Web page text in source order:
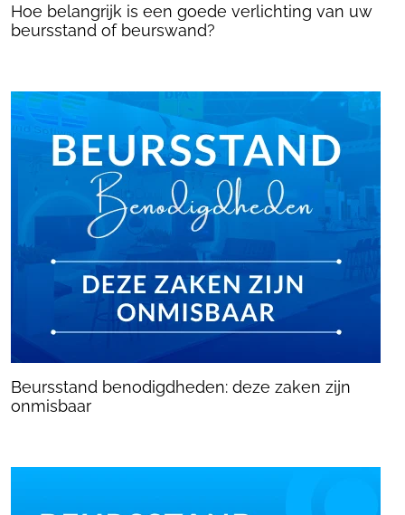
Hoe belangrijk is een goede verlichting van uw
beursstand of beurswand?
Beursstand benodigdheden: deze zaken zijn
onmisbaar